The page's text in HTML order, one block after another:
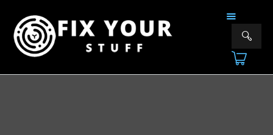
FIX YOUR STUFF
Επισκευές & Πωλήσεις Ηλεκτρονικών Συσκευών &Αξεσουάρ